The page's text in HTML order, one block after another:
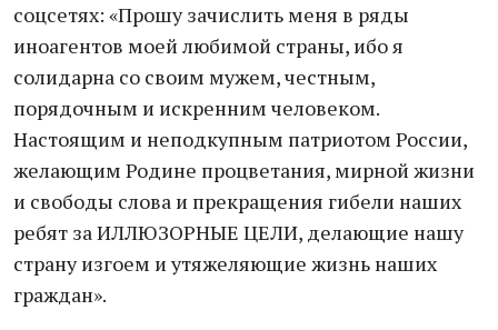
соцсетях: «Прошу зачислить меня в ряды
иноагентов моей любимой страны, ибо я
солидарна со своим мужем, честным,
порядочным и искренним человеком.
Настоящим и неподкупным патриотом России,
желающим Родине процветания, мирной жизни
и свободы слова и прекращения гибели наших
ребят за ИЛЛЮЗОРНЫЕ ЦЕЛИ, делающие нашу
страну изгоем и утяжеляющие жизнь наших
граждан».